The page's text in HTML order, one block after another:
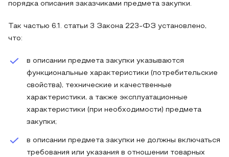
порядка описания заказчиками предмета закупки.
Так частью 6.1. статьи 3 Закона 223-ФЗ установлено,
что:
в описании предмета закупки указываются
функциональные характеристики (потребительские
свойства), технические и качественные
характеристики, а также эксплуатационные
характеристики (при необходимости) предмета
закупки;
в описании предмета закупки не должны включаться
требования или указания в отношении товарных